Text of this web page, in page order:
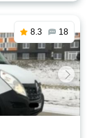
8.3 18